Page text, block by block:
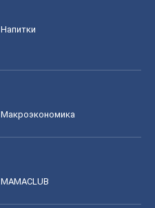
Напитки
Mакроэкономика
MAMACLUB